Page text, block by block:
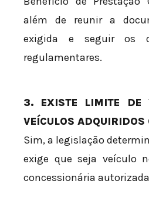
além de reunir a
exigida e seguir os
regulamentares.
3. EXISTE LIMITE DE
VEÍCULOS ADQUIRIDOS
Sim, a legislação
exige que seja veículo
concessionária